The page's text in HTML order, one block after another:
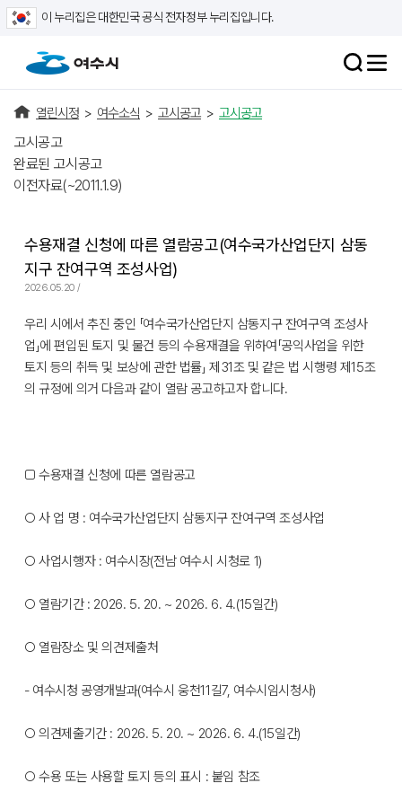
이 누리집은 대한민국 공식 전자정부 누리집입니다.
열린시정 > 여수소식 > 고시공고 > 고시공고
고시공고
완료된 고시공고
이전자료(~2011.1.9)
수용재결 신청에 따른 열람공고(여수국가산업단지 삼동
지구 잔여구역 조성사업)
2026.05.20 /
우리 시에서 추진 중인 「여수국가산업단지 삼동지구 잔여구역 조성사
업」에 편입된 토지 및 물건 등의 수용재결을 위하여「공익사업을 위한
토지 등의 취득 및 보상에 관한 법률」 제31조 및 같은 법 시행령 제15조
의 규정에 의거 다음과 같이 열람 공고하고자 합니다.
□ 수용재결 신청에 따른 열람공고
○ 사 업 명 : 여수국가산업단지 삼동지구 잔여구역 조성사업
○ 사업시행자 : 여수시장(전남 여수시 시청로 1)
○ 열람기간 : 2026. 5. 20. ~ 2026. 6. 4.(15일간)
○ 열람장소 및 의견제출처
- 여수시청 공영개발과(여수시 웅천11길7, 여수시임시청사)
○ 의견제출기간 : 2026. 5. 20. ~ 2026. 6. 4.(15일간)
○ 수용 또는 사용할 토지 등의 표시 : 붙임 참조